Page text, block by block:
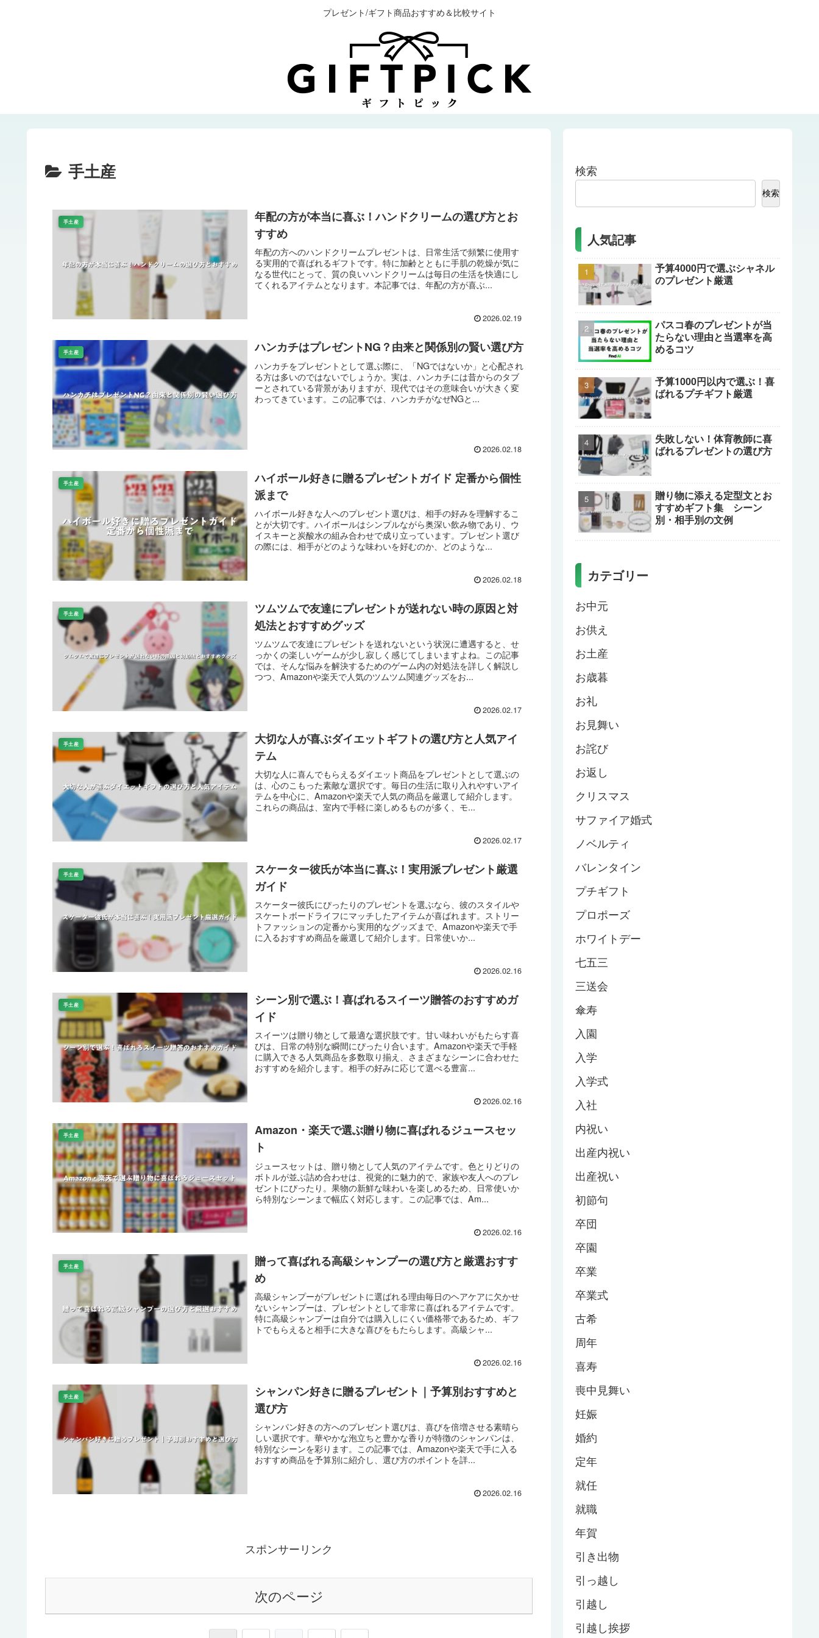
プレゼント/ギフト商品おすすめ＆比較サイト
手土産
手土産
年配の方が本当に喜ぶ！ハンドクリームの選び方とお
すすめ
年配の方へのハンドクリームプレゼントは、日常生活で頻繁に使用す
る実用的で喜ばれるギフトです。特に加齢とともに手肌の乾燥が気に
なる世代にとって、質の良いハンドクリームは毎日の生活を快適にし
てくれるアイテムとなります。本記事では、年配の方が喜ぶ...
2026.02.19
手土産 ハンカチはプレゼントNG？由来と関係別の賢い選び方
ハンカチをプレゼントとして選ぶ際に、「NGではないか」と心配され
る方は多いのではないでしょうか。実は、ハンカチには昔からのタブ
ーとされている背景がありますが、現代ではその意味合いが大きく変
わってきています。この記事では、ハンカチがなぜNGと...
2026.02.18
手土産
ハイボール好きに贈るプレゼントガイド 定番から個性
派まで
ハイボール好きな人へのプレゼント選びは、相手の好みを理解するこ
とが大切です。ハイボールはシンプルながら奥深い飲み物であり、ウ
イスキーと炭酸水の組み合わせで成り立っています。プレゼント選び
の際には、相手がどのような味わいを好むのか、どのような...
2026.02.18
手土産
ツムツムで友達にプレゼントが送れない時の原因と対
処法とおすすめグッズ
ツムツムで友達にプレゼントを送れないという状況に遭遇すると、せ
っかくの楽しいゲームが少し寂しく感じてしまいますよね。この記事
では、そんな悩みを解決するためのゲーム内の対処法を詳しく解説し
つつ、Amazonや楽天で人気のツムツム関連グッズをお...
2026.02.17
手土産
大切な人が喜ぶダイエットギフトの選び方と人気アイ
テム
大切な人に喜んでもらえるダイエット商品をプレゼントとして選ぶの
は、心のこもった素敵な選択です。毎日の生活に取り入れやすいアイ
テムを中心に、Amazonや楽天で人気の商品を厳選して紹介します。
これらの商品は、室内で手軽に楽しめるものが多く、モ...
2026.02.17
手土産
スケーター彼氏が本当に喜ぶ！実用派プレゼント厳選
ガイド
スケーター彼氏にぴったりのプレゼントを選ぶなら、彼のスタイルや
スケートボードライフにマッチしたアイテムが喜ばれます。ストリー
トファッションの定番から実用的なグッズまで、Amazonや楽天で手
に入るおすすめ商品を厳選して紹介します。日常使いか...
2026.02.16
手土産
シーン別で選ぶ！喜ばれるスイーツ贈答のおすすめガ
イド
スイーツは贈り物として最適な選択肢です。甘い味わいがもたらす喜
びは、日常の特別な瞬間にぴったり合います。Amazonや楽天で手軽
に購入できる人気商品を多数取り揃え、さまざまなシーンに合わせた
おすすめを紹介します。相手の好みに応じて選べる豊富...
2026.02.16
手土産
Amazon・楽天で選ぶ贈り物に喜ばれるジュースセッ
ト
ジュースセットは、贈り物として人気のアイテムです。色とりどりの
ボトルが並ぶ詰め合わせは、視覚的に魅力的で、家族や友人へのプレ
ゼントにぴったり。果物の新鮮な味わいを楽しめるため、日常使いか
ら特別なシーンまで幅広く対応します。この記事では、Am...
2026.02.16
手土産
贈って喜ばれる高級シャンプーの選び方と厳選おすす
め
高級シャンプーがプレゼントに選ばれる理由毎日のヘアケアに欠かせ
ないシャンプーは、プレゼントとして非常に喜ばれるアイテムです。
特に高級シャンプーは自分では購入しにくい価格帯であるため、ギフ
トでもらえると相手に大きな喜びをもたらします。高級シャ...
2026.02.16
手土産
シャンパン好きに贈るプレゼント｜予算別おすすめと
選び方
シャンパン好きの方へのプレゼント選びは、喜びを倍増させる素晴ら
しい選択です。華やかな泡立ちと豊かな香りが特徴のシャンパンは、
特別なシーンを彩ります。この記事では、Amazonや楽天で手に入る
おすすめ商品を予算別に紹介し、選び方のポイントを詳...
2026.02.16
スポンサーリンク
次のページ
検索
検索
人気記事
予算4000円で選ぶシャネル
のプレゼント厳選
パスコ春のプレゼントが当
たらない理由と当選率を高
めるコツ
予算1000円以内で選ぶ！喜
ばれるプチギフト厳選
失敗しない！体育教師に喜
ばれるプレゼントの選び方
贈り物に添える定型文とお
すすめギフト集 シーン
別・相手別の文例
カテゴリー
お中元
お供え
お土産
お歳暮
お礼
お見舞い
お詫び
お返し
クリスマス
サファイア婚式
ノベルティ
バレンタイン
プチギフト
プロポーズ
ホワイトデー
七五三
三送会
傘寿
入園
入学
入学式
入社
内祝い
出産内祝い
出産祝い
初節句
卒団
卒園
卒業
卒業式
古希
周年
喜寿
喪中見舞い
妊娠
婚約
定年
就任
就職
年賀
引き出物
引っ越し
引越し
引越し挨拶